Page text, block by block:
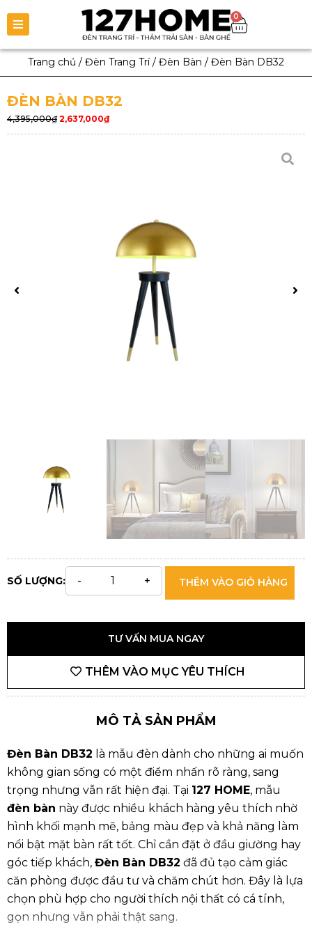
0
Trang chủ / Đèn Trang Trí/ Đèn Bàn / Đèn Bàn DB32
ĐÈN BÀN DB32
4,395,000₫ 2,637,000₫
SỐ LƯỢNG: THÊM VÀO GIỎ HÀNG
TƯ VẤN MUA NGAY
THÊM VÀO MỤC YÊU THÍCH
MÔ TẢ SẢN PHẨM
Đèn Bàn DB32 là mẫu đèn dành cho những ai muốn
không gian sống có một điểm nhấn rõ ràng, sang
trọng nhưng vẫn rất hiện đại. Tại 127 HOME, mẫu
đèn bàn này được nhiều khách hàng yêu thích nhờ
hình khối mạnh mẽ, bảng màu đẹp và khả năng làm
nổi bật mặt bàn rất tốt. Chỉ cần đặt ở đầu giường hay
góc tiếp khách, Đèn Bàn DB32 đã đủ tạo cảm giác
căn phòng được đầu tư và chăm chút hơn. Đây là lựa
chọn phù hợp cho người thích nội thất có cá tính,
gọn nhưng vẫn phải thật sang.